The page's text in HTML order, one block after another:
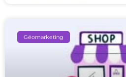
Géomarketing